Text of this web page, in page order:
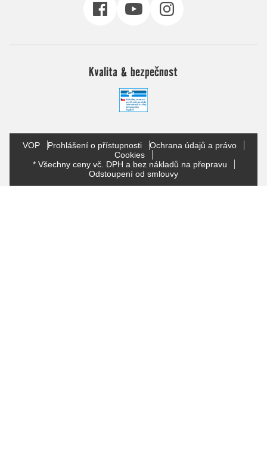
Kvalita & bezpečnost
VOP Prohlášení o přístupnosti
Ochrana údajů a právo
Cookies
* Všechny ceny vč. DPH a bez nákladů na přepravu
Odstoupení od smlouvy